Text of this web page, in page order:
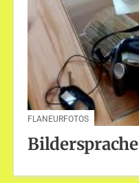
FLANEURFOTOS
Bildersprache